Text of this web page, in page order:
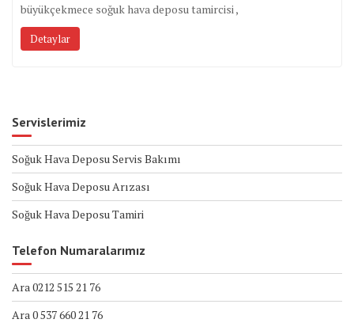
büyükçekmece soğuk hava deposu tamircisi ,
Detaylar
Servislerimiz
Soğuk Hava Deposu Servis Bakımı
Soğuk Hava Deposu Arızası
Soğuk Hava Deposu Tamiri
Telefon Numaralarımız
Ara 0212 515 21 76
Ara 0 537 660 21 76